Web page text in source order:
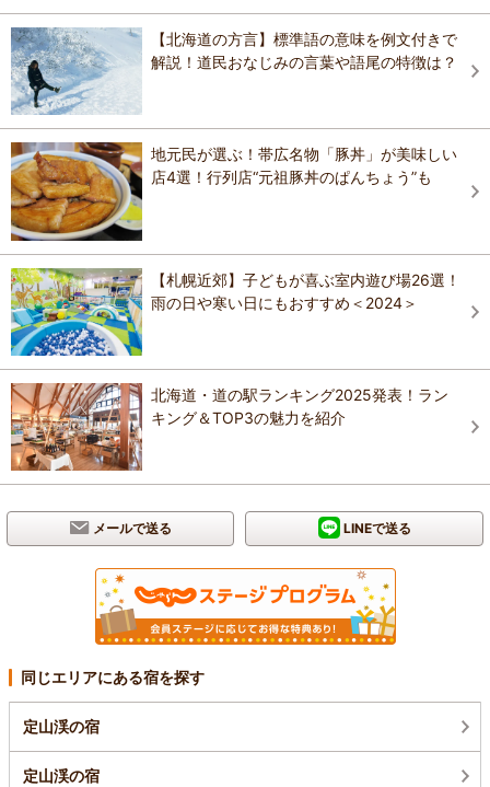
【北海道の方言】標準語の意味を例文付きで
解説！道民おなじみの言葉や語尾の特徴は？
地元民が選ぶ！帯広名物「豚丼」が美味しい
店4選！行列店“元祖豚丼のぱんちょう”も
【札幌近郊】子どもが喜ぶ室内遊び場26選！
雨の日や寒い日にもおすすめ＜2024＞
北海道・道の駅ランキング2025発表！ラン
キング＆TOP3の魅力を紹介
メールで送る LINEで送る
同じエリアにある宿を探す
定山渓の宿
定山渓の宿